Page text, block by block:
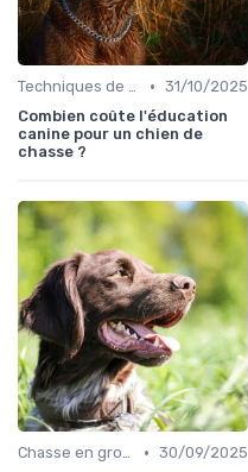
Techniques de base • 31/10/2025
Combien coûte l'éducation
canine pour un chien de
chasse ?
Chasse en groupe • 30/09/2025